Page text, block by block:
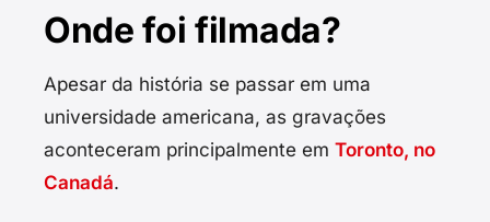
Onde foi filmada?
Apesar da história se passar em uma
universidade americana, as gravações
aconteceram principalmente em Toronto, no
Canadá.